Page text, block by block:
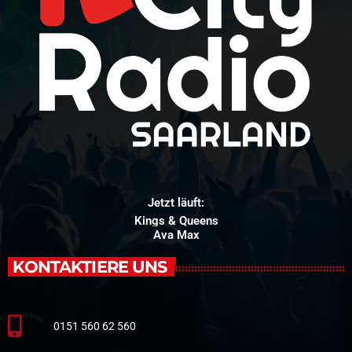
Jetzt läuft:
Kings & Queens
Ava Max
KONTAKTIERE UNS
0151 560 62 560